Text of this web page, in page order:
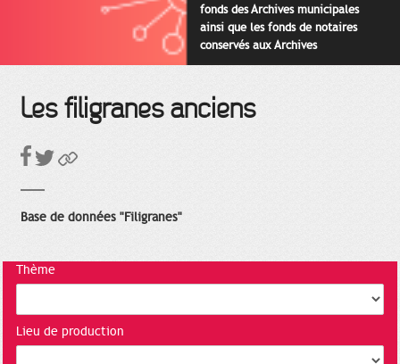
fonds des Archives municipales
ainsi que les fonds de notaires
conservés aux Archives
départementales pour cette
Les filigranes anciens
Base de données "Filigranes"
Thème
Lieu de production